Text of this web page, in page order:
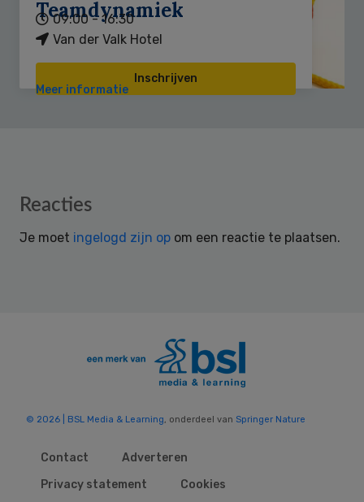
Teamdynamiek
09:00 - 16:30
Van der Valk Hotel
Inschrijven
Meer informatie
Reader
Reacties
Je moet ingelogd zijn op om een reactie te plaatsen.
© 2026 | BSL Media & Learning, onderdeel van Springer Nature
Contact
Adverteren
Privacy statement
Cookies